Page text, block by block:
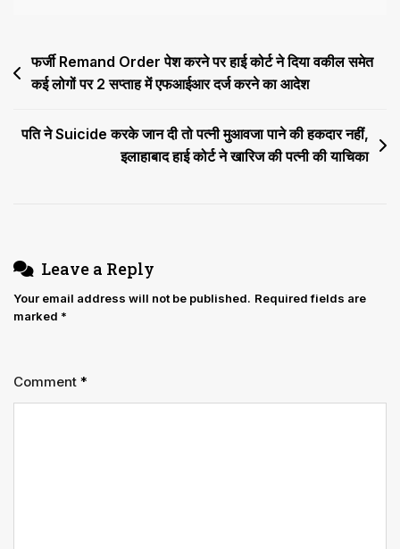
साल
पुराने
के
मामले
Post
navigation
फर्जी Remand Order पेश करने पर हाई कोर्ट ने दिया वकील समेत
कई लोगों पर 2 सप्ताह में एफआईआर दर्ज करने का आदेश
पति ने Suicide करके जान दी तो पत्नी मुआवजा पाने की हकदार नहीं,
इलाहाबाद हाई कोर्ट ने खारिज की पत्नी की याचिका
Leave a Reply
Your email address will not be published. Required fields are
marked *
Comment *